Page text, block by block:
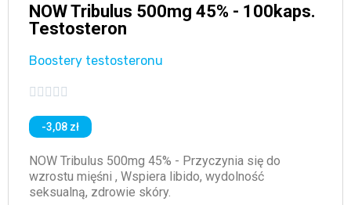
NOW Tribulus 500mg 45% - 100kaps.
Testosteron
Boostery testosteronu
    
-3,08 zł
NOW Tribulus 500mg 45% - Przyczynia się do
wzrostu mięśni , Wspiera libido, wydolność
seksualną, zdrowie skóry.